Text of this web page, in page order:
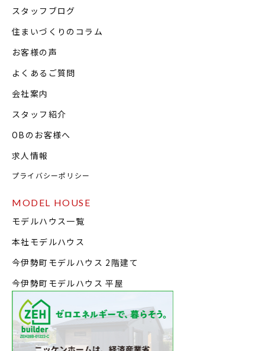
スタッフブログ
住まいづくりのコラム
お客様の声
よくあるご質問
会社案内
スタッフ紹介
OBのお客様へ
求人情報
プライバシーポリシー
MODEL HOUSE
モデルハウス一覧
本社モデルハウス
今伊勢町モデルハウス 2階建て
今伊勢町モデルハウス 平屋